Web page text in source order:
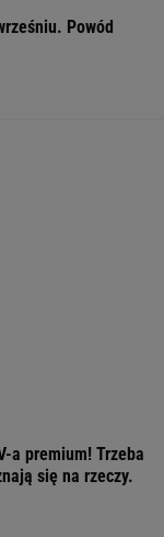
Powód
a premium! Trzeba
się na rzeczy.